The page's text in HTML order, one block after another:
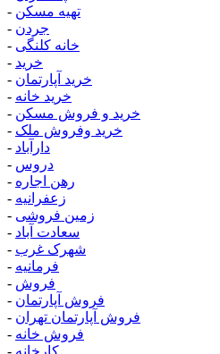
- تهیه مسکن
- جردن
- خانه کلنگی
- خرید
- خرید آپارتمان
- خرید خانه
- خرید و فروش مسکن
- خرید وفروش ملک
- دارآباد
- دروس
- رهن اجاره
- زعفرانیه
- زمین فروشی
- سعادت آباد
- شهرک غرب
- فرمانیه
- فروش
- فروش آپارتمان
- فروش آپارتمان تهران
- فروش خانه